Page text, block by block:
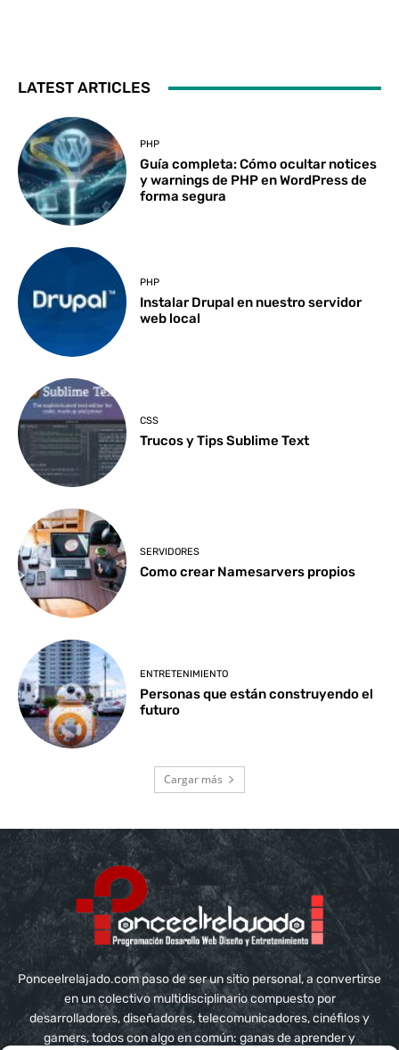
LATEST ARTICLES
PHP
Guía completa: Cómo ocultar notices
y warnings de PHP en WordPress de
forma segura
PHP
Instalar Drupal en nuestro servidor
web local
CSS
Trucos y Tips Sublime Text
SERVIDORES
Como crear Namesarvers propios
ENTRETENIMIENTO
Personas que están construyendo el
futuro
Cargar más
Ponceelrelajado.com paso de ser un sitio personal, a convertirse
en un colectivo multidisciplinario compuesto por
desarrolladores, diseñadores, telecomunicadores, cinéfilos y
gamers, todos con algo en común: ganas de aprender y